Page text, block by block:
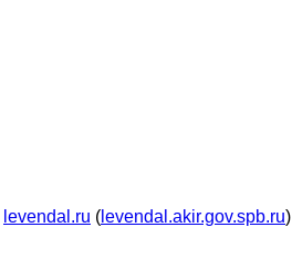
levendal.ru ( levendal.akir.gov.spb.ru)